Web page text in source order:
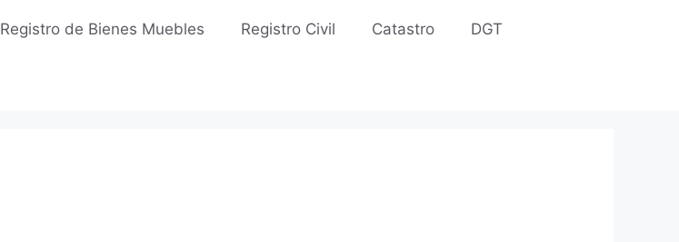
Registro de Bienes Muebles Registro Civil Catastro DGT